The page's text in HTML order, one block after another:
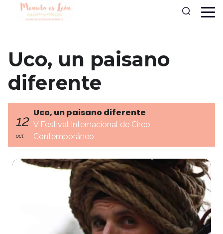
Uco, un paisano
diferente
12
oct
Uco, un paisano diferente
V Festival Internacional de Circo
Contemporáneo